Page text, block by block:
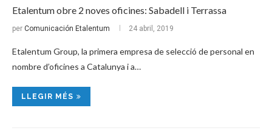
Etalentum obre 2 noves oficines: Sabadell i Terrassa
per Comunicación Etalentum 24 abril, 2019
Etalentum Group, la primera empresa de selecció de personal en
nombre d’oficines a Catalunya i a…
LLEGIR MÉS